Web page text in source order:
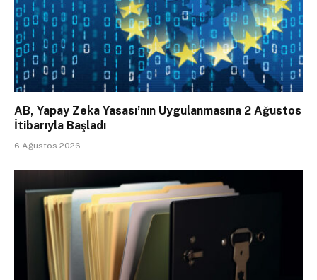
AB, Yapay Zeka Yasası’nın Uygulanmasına 2 Ağustos
İtibarıyla Başladı
6 Ağustos 2026